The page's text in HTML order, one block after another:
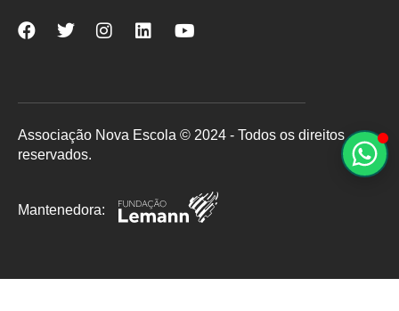
Nova
Facebook
Nova
Twitter
Nova
Instagram
Nova
LinkedInYouTube
Associação Nova Escola © 2024 - Todos os direitos
reservados.
Mantenedora: